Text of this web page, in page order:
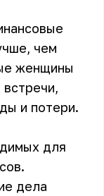
чем
женщины
и потери.
для
дела